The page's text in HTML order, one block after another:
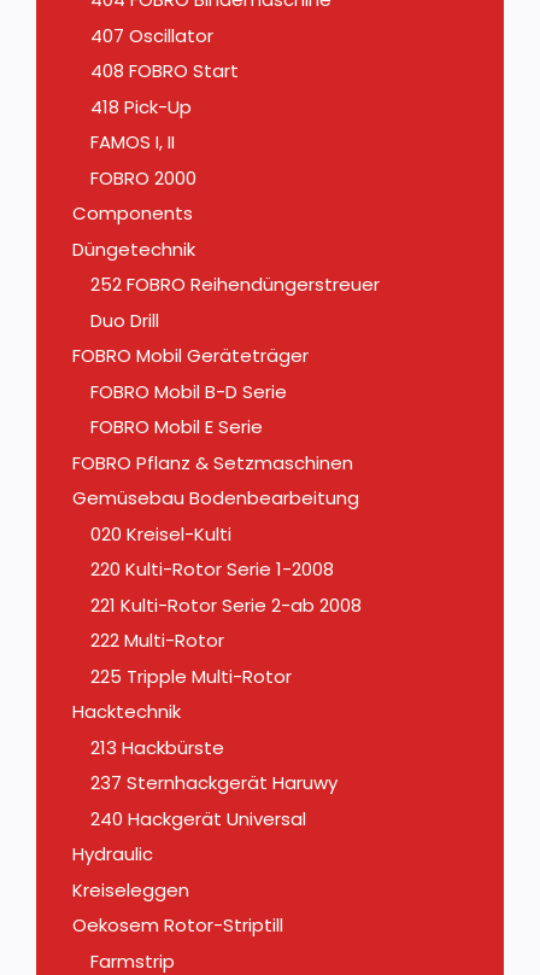
407 Oscillator
408 FOBRO Start
418 Pick-Up
FAMOS I, II
FOBRO 2000
Components
Düngetechnik
252 FOBRO Reihendüngerstreuer
Duo Drill
FOBRO Mobil Geräteträger
FOBRO Mobil B-D Serie
FOBRO Mobil E Serie
FOBRO Pflanz & Setzmaschinen
Gemüsebau Bodenbearbeitung
020 Kreisel-Kulti
220 Kulti-Rotor Serie 1-2008
221 Kulti-Rotor Serie 2-ab 2008
222 Multi-Rotor
225 Tripple Multi-Rotor
Hacktechnik
213 Hackbürste
237 Sternhackgerät Haruwy
240 Hackgerät Universal
Hydraulic
Kreiseleggen
Oekosem Rotor-Striptill
Farmstrip